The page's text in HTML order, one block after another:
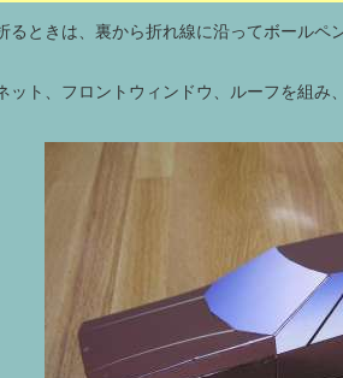
るときは、裏から折れ線に沿ってボールペ
ット、フロントウィンドウ、ルーフを組み